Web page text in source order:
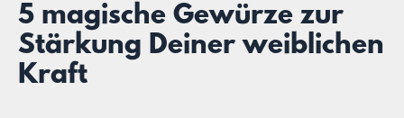
5 magische Gewürze zur
Stärkung Deiner weiblichen
Kraft